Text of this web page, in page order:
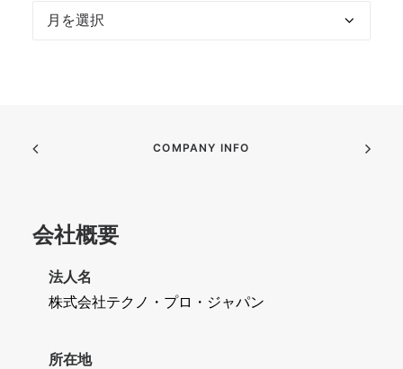
COMPANY INFO
会社概要
法人名
株式会社テクノ・プロ・ジャパン
所在地